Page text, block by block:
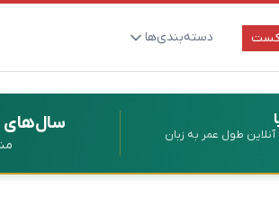
دسته‌بندی‌ها
ارتقای سلامت و طول عمر
بیماری‌ها و پاتوژن‌ها
تغذیه و مکمل‌ها
طول عمر به زبان
سال‌های